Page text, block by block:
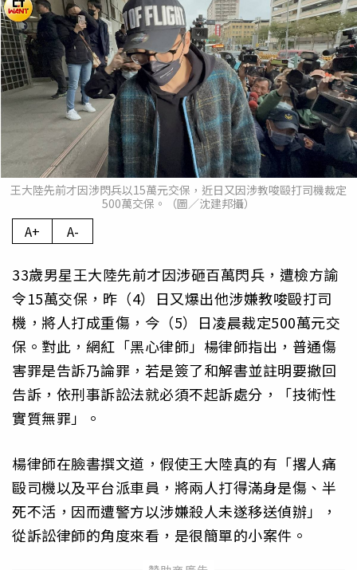
王大陸先前才因涉閃兵以15萬元交保，近日又因涉教唆毆打司機裁定
500萬交保。（圖／沈建邦攝）
A+ A-
33歲男星王大陸先前才因涉砸百萬閃兵，遭檢方諭
令15萬交保，昨（4）日又爆出他涉嫌教唆毆打司
機，將人打成重傷，今（5）日凌晨裁定500萬元交
保。對此，網紅「黑心律師」楊律師指出，普通傷
害罪是告訴乃論罪，若是簽了和解書並註明要撤回
告訴，依刑事訴訟法就必須不起訴處分，「技術性
實質無罪」。
楊律師在臉書撰文道，假使王大陸真的有「撂人痛
毆司機以及平台派車員，將兩人打得滿身是傷、半
死不活，因而遭警方以涉嫌殺人未遂移送偵辦」，
從訴訟律師的角度來看，是很簡單的小案件。